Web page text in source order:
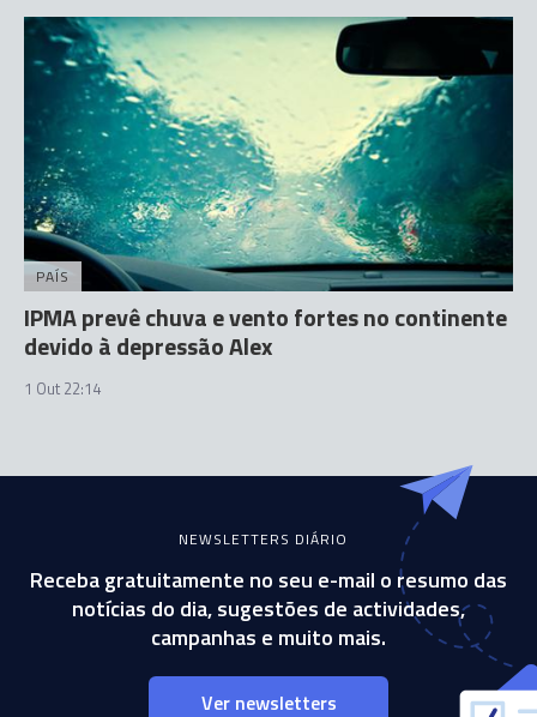
PAÍS
IPMA prevê chuva e vento fortes no continente
devido à depressão Alex
1 Out 22:14
NEWSLETTERS DIÁRIO
Receba gratuitamente no seu e-mail o resumo das
notícias do dia, sugestões de actividades,
campanhas e muito mais.
Ver newsletters